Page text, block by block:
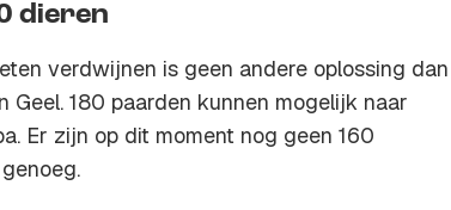
dieren
verdwijnen is geen andere oplossing dan
Geel. 180 paarden kunnen mogelijk naar
Er zijn op dit moment nog geen 160